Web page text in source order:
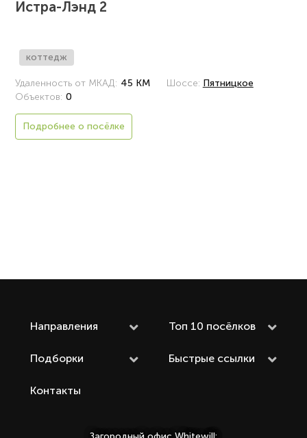
Истра-Лэнд 2
коттедж
Удаленность от МКАД: 45 КМ Шоссе: Пятницкое
Объектов: 0
Подробнее о посёлке
Направления Топ 10 посёлков
Подборки Быстрые ссылки
Контакты